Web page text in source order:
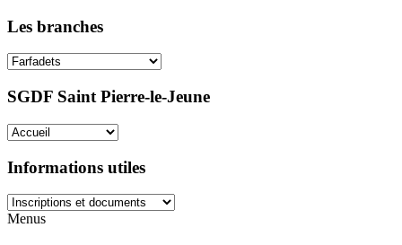
Les branches
SGDF Saint Pierre-le-Jeune
Informations utiles
Menus